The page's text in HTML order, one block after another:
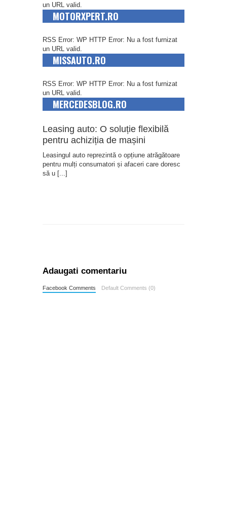
un URL valid.
MOTORXPERT.RO
RSS Error: WP HTTP Error: Nu a fost furnizat
un URL valid.
MISSAUTO.RO
RSS Error: WP HTTP Error: Nu a fost furnizat
un URL valid.
MERCEDESBLOG.RO
Leasing auto: O soluție flexibilă
pentru achiziția de mașini
Leasingul auto reprezintă o opțiune atrăgătoare
pentru mulți consumatori și afaceri care doresc
să u [...]
Adaugati comentariu
Facebook Comments Default Comments (0)